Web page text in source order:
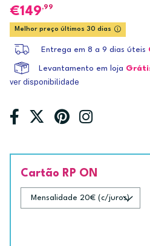
149,99
Melhor preço últimos 30 dias
Entrega em 8 a 9 dias úteis
Levantamento em loja
ver disponibilidade
Cartão RP ON